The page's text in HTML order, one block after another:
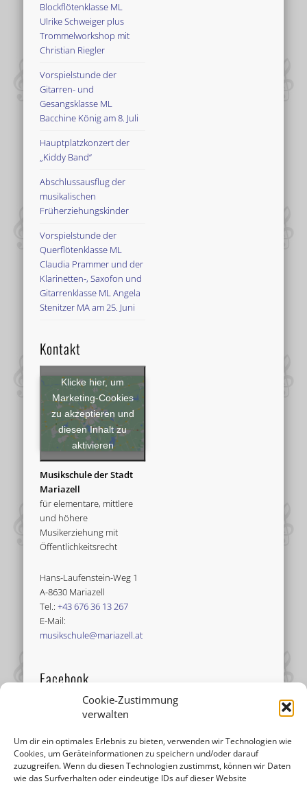
Cookie-Zustimmung
verwalten
Um dir ein optimales Erlebnis zu bieten, verwenden wir Technologien wie
Cookies, um Geräteinformationen zu speichern und/oder darauf
zuzugreifen. Wenn du diesen Technologien zustimmst, können wir Daten
wie das Surfverhalten oder eindeutige IDs auf dieser Website
Blockflötenklasse ML
Ulrike Schweiger plus
Trommelworkshop mit
Christian Riegler
Vorspielstunde der
Gitarren- und
Gesangsklasse ML
Bacchine König am 8. Juli
Hauptplatzkonzert der
„Kiddy Band“
Abschlussausflug der
musikalischen
Früherziehungskinder
Vorspielstunde der
Querflötenklasse ML
Claudia Prammer und der
Klarinetten-, Saxofon und
Gitarrenklasse ML Angela
Stenitzer MA am 25. Juni
Kontakt
Klicke hier, um
Marketing-Cookies
zu akzeptieren und
diesen Inhalt zu
aktivieren
Musikschule der Stadt
Mariazell
für elementare, mittlere
und höhere
Musikerziehung mit
Öffentlichkeitsrecht
Hans-Laufenstein-Weg 1
A-8630 Mariazell
Tel.:+43 676 36 13 267
E-Mail:
musikschule@mariazell.at
Facebook